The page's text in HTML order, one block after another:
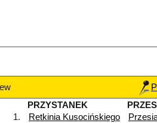
PRZYSTANEK
1.
Retkinia Kusocińskiego